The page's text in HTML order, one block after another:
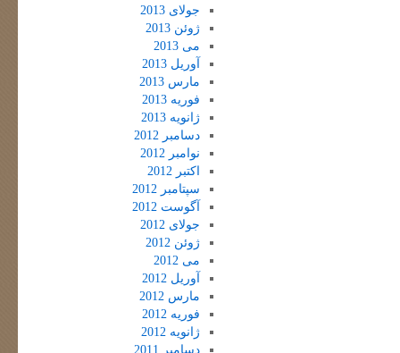
جولای 2013
ژوئن 2013
می 2013
آوریل 2013
مارس 2013
فوریه 2013
ژانویه 2013
دسامبر 2012
نوامبر 2012
اکتبر 2012
سپتامبر 2012
آگوست 2012
جولای 2012
ژوئن 2012
می 2012
آوریل 2012
مارس 2012
فوریه 2012
ژانویه 2012
دسامبر 2011